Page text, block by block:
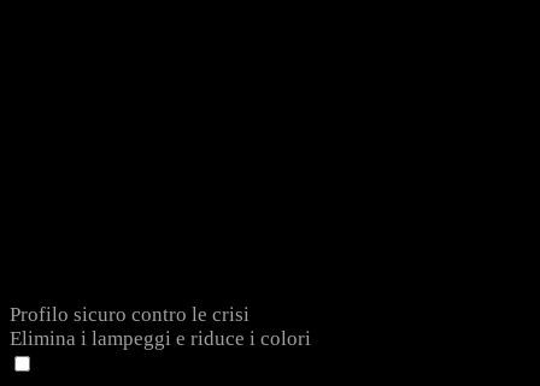
Profilo sicuro contro le crisi
Elimina i lampeggi e riduce i colori